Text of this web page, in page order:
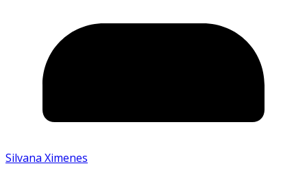
Silvana Ximenes